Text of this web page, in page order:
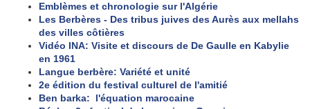
Emblèmes et chronologie sur l'Algérie
Les Berbères - Des tribus juives des Aurès aux mellahs
des villes côtières
Vidéo INA: Visite et discours de De Gaulle en Kabylie
en 1961
Langue berbère: Variété et unité
2e édition du festival culturel de l'amitié
Ben barka: l'équation marocaine